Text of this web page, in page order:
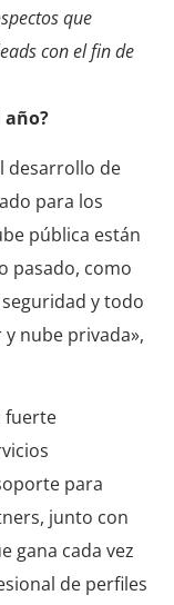
que
con el fin de
año?
desarrollo de
para los
pública están
pasado, como
y todo
nube privada»,
fuerte
para
junto con
gana cada vez
de perfiles